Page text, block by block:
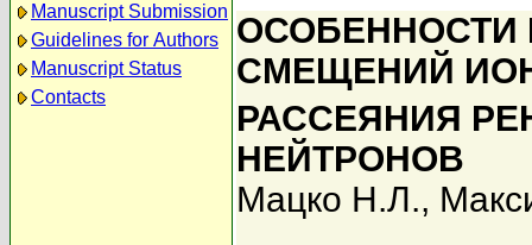
Manuscript Submission
Guidelines for Authors
Manuscript Status
Contacts
ОСОБЕННОСТИ
СМЕЩЕНИЙ
РАССЕЯНИЯ
НЕЙТРОНОВ
Мацко Н.Л.,